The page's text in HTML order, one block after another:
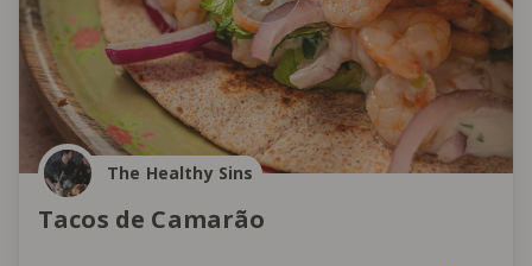
The Healthy Sins
Tacos de Camarão